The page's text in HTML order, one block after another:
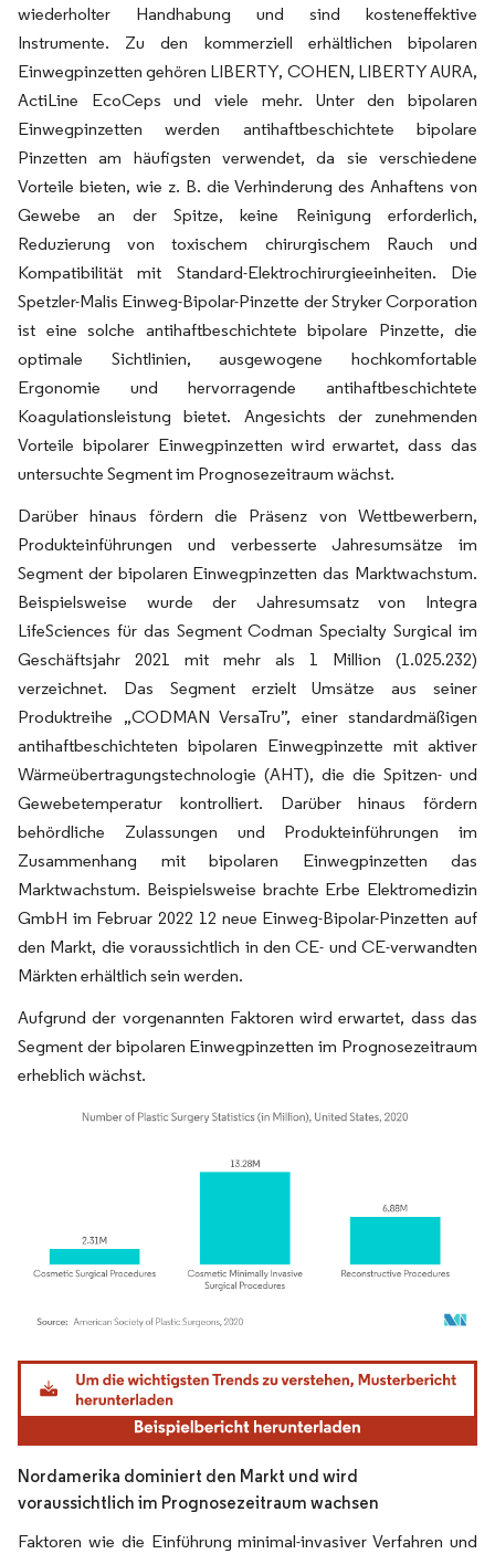
wiederholter Handhabung und sind kosteneffektive
Instrumente. Zu den kommerziell erhältlichen bipolaren
Einwegpinzetten gehören LIBERTY, COHEN, LIBERTY AURA,
ActiLine EcoCeps und viele mehr. Unter den bipolaren
Einwegpinzetten werden antihaftbeschichtete bipolare
Pinzetten am häufigsten verwendet, da sie verschiedene
Vorteile bieten, wie z. B. die Verhinderung des Anhaftens von
Gewebe an der Spitze, keine Reinigung erforderlich,
Reduzierung von toxischem chirurgischem Rauch und
Kompatibilität mit Standard-Elektrochirurgieeinheiten. Die
Spetzler-Malis Einweg-Bipolar-Pinzette der Stryker Corporation
ist eine solche antihaftbeschichtete bipolare Pinzette, die
optimale Sichtlinien, ausgewogene hochkomfortable
Ergonomie und hervorragende antihaftbeschichtete
Koagulationsleistung bietet. Angesichts der zunehmenden
Vorteile bipolarer Einwegpinzetten wird erwartet, dass das
untersuchte Segment im Prognosezeitraum wächst.
Darüber hinaus fördern die Präsenz von Wettbewerbern,
Produkteinführungen und verbesserte Jahresumsätze im
Segment der bipolaren Einwegpinzetten das Marktwachstum.
Beispielsweise wurde der Jahresumsatz von Integra
LifeSciences für das Segment Codman Specialty Surgical im
Geschäftsjahr 2021 mit mehr als 1 Million (1.025.232)
verzeichnet. Das Segment erzielt Umsätze aus seiner
Produktreihe „CODMAN VersaTru”, einer standardmäßigen
antihaftbeschichteten bipolaren Einwegpinzette mit aktiver
Wärmeübertragungstechnologie (AHT), die die Spitzen- und
Gewebetemperatur kontrolliert. Darüber hinaus fördern
behördliche Zulassungen und Produkteinführungen im
Zusammenhang mit bipolaren Einwegpinzetten das
Marktwachstum. Beispielsweise brachte Erbe Elektromedizin
GmbH im Februar 2022 12 neue Einweg-Bipolar-Pinzetten auf
den Markt, die voraussichtlich in den CE- und CE-verwandten
Märkten erhältlich sein werden.
Aufgrund der vorgenannten Faktoren wird erwartet, dass das
Segment der bipolaren Einwegpinzetten im Prognosezeitraum
erheblich wächst.
Bild © Mordor Intelligence. Wiederverwendung erfordert Namensnennung gemäß
Nordamerika dominiert den Markt und wird
voraussichtlich im Prognosezeitraum wachsen
Faktoren wie die Einführung minimal-invasiver Verfahren und